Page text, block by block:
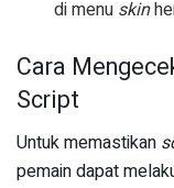
di menu skin
Cara
Script
Untuk memastikan
pemain dapat